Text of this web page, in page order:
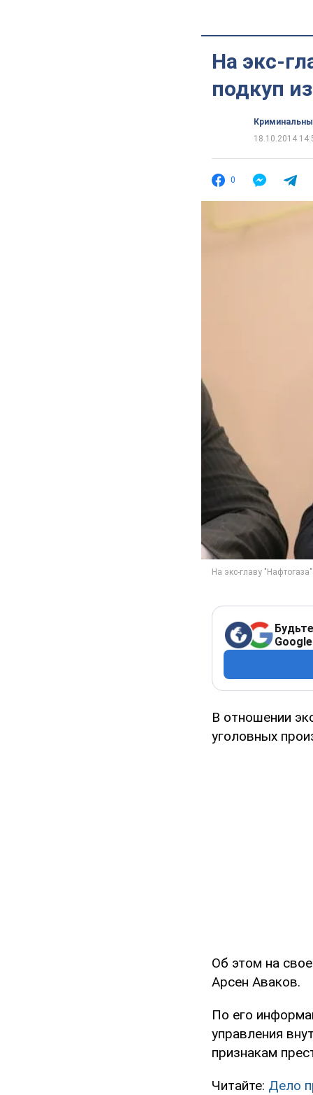
На экс-
подкуп
18.10.2014
0
Google
В отношении
уголовных
Об этом на
Арсен Аваков.
По его
управления
признакам
Читайте: Дело